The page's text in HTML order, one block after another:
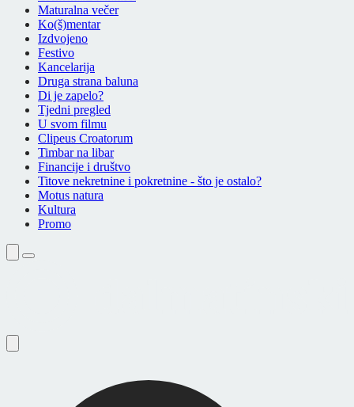
Maturalna večer
Ko(š)mentar
Izdvojeno
Festivo
Kancelarija
Druga strana baluna
Di je zapelo?
Tjedni pregled
U svom filmu
Clipeus Croatorum
Timbar na libar
Financije i društvo
Titove nekretnine i pokretnine - što je ostalo?
Motus natura
Kultura
Promo